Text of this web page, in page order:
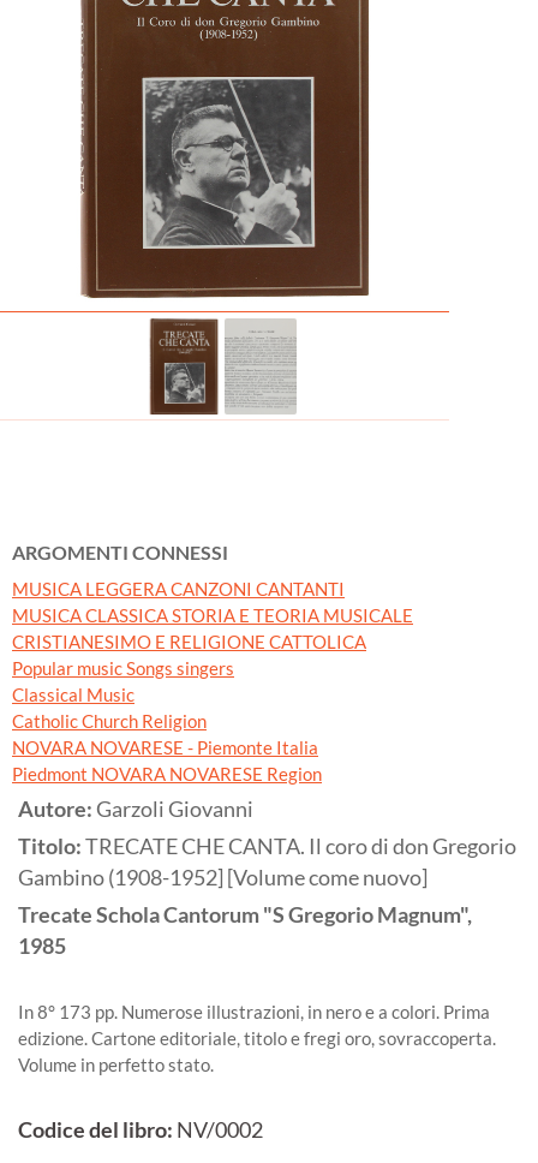
ARGOMENTI CONNESSI
MUSICA LEGGERA CANZONI CANTANTI
MUSICA CLASSICA STORIA E TEORIA MUSICALE
CRISTIANESIMO E RELIGIONE CATTOLICA
Popular music Songs singers
Classical Music
Catholic Church Religion
NOVARA NOVARESE - Piemonte Italia
Piedmont NOVARA NOVARESE Region
Autore:Garzoli Giovanni
Titolo:TRECATE CHE CANTA. Il coro di don Gregorio
Gambino (1908-1952] [Volume come nuovo]
TrecateSchola Cantorum "S Gregorio Magnum",
1985
In 8° 173 pp. Numerose illustrazioni, in nero e a colori. Prima
edizione. Cartone editoriale, titolo e fregi oro, sovraccoperta.
Volume in perfetto stato.
Codice del libro: NV/0002